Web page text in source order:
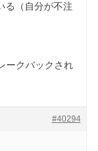
る（自分が不注
ークバックされ
#40294